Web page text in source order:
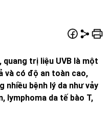
quang trị liệu UVB là một
và có độ an toàn cao,
bệnh lý da như vảy
lymphoma da tế bào T,